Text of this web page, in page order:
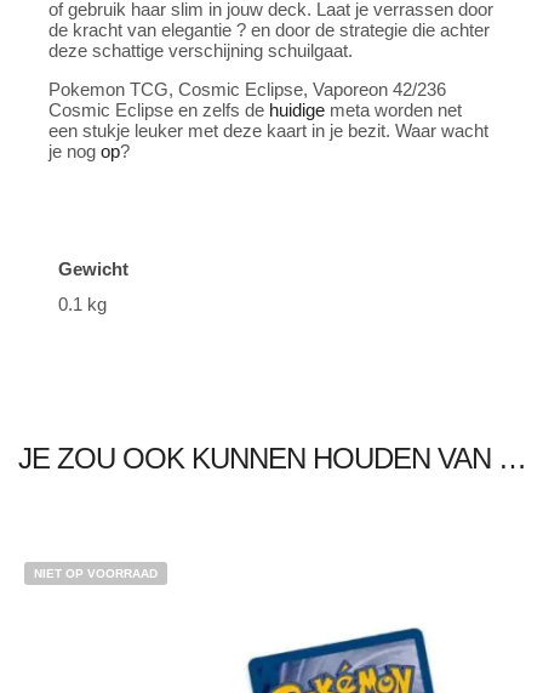
of gebruik haar slim in jouw deck. Laat je verrassen door
de kracht van elegantie ? en door de strategie die achter
deze schattige verschijning schuilgaat.
Pokemon TCG, Cosmic Eclipse, Vaporeon 42/236
Cosmic Eclipse en zelfs de huidige meta worden net
een stukje leuker met deze kaart in je bezit. Waar wacht
je nog op?
Gewicht
0.1 kg
JE ZOU OOK KUNNEN HOUDEN VAN …
NIET OP VOORRAAD